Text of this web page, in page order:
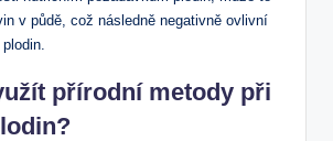
v půdě, což následně negativně ovlivní
přírodní metody při